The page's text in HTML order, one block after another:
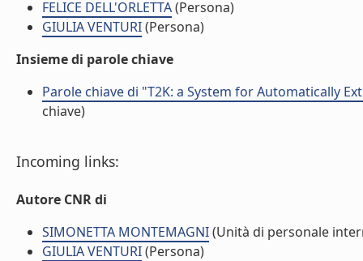
FELICE DELL'ORLETTA(Persona)
GIULIA VENTURI(Persona)
Insieme di parole chiave
Parole chiave di "T2K: a System for Automatically
chiave)
Incoming links:
Autore CNR di
SIMONETTA MONTEMAGNI(Unità di personale
GIULIA VENTURI(Persona)